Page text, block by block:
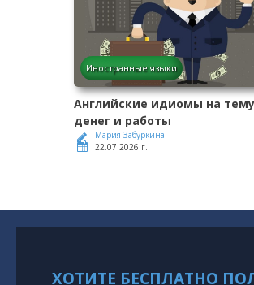
Иностранные языки
Английские идиомы на тему
денег и работы
Мария Забуркина
22.07.2026 г.
ХОТИТЕ БЕСПЛАТНО